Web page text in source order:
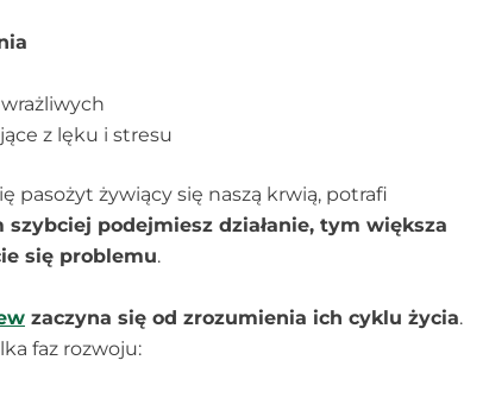
z lęku i stresu
pasożyt żywiący się naszą krwią, potrafi
szybciej podejmiesz działanie, tym większa
się problemu.
zaczyna się od zrozumienia ich cyklu życia.
faz rozwoju: